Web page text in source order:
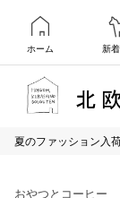
ホーム 新
夏のファッション入
おやつとコーヒー